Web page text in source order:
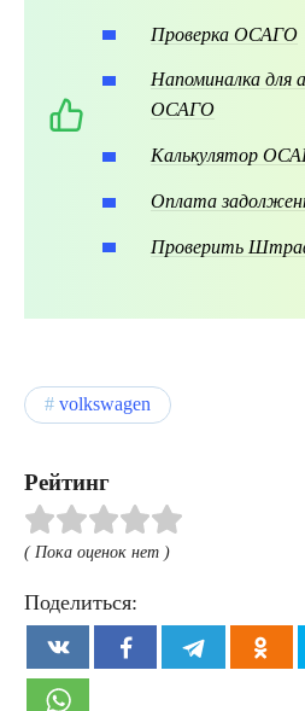
Проверка ОСАГО
Напоминалка для
ОСАГО
Калькулятор
Оплата
Проверить
volkswagen
Рейтинг
( Пока оценок нет )
Поделиться: